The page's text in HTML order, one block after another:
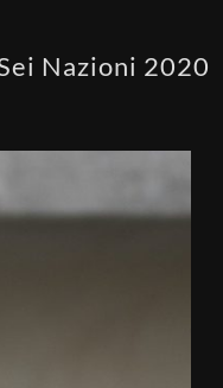
Nazioni 2020